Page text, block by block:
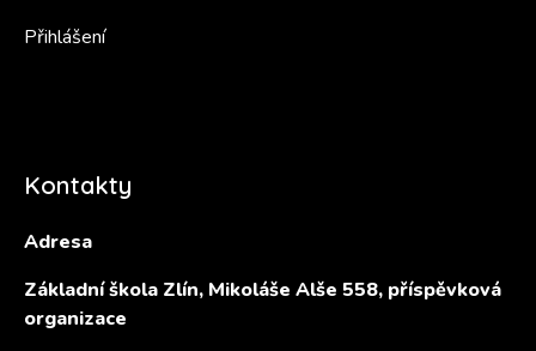
Přihlášení
Kontakty
Adresa
Základní škola Zlín, Mikoláše Alše 558, příspěvková
organizace